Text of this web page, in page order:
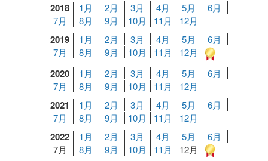
2018 1月 2月 3月 4月 5月
6月
7月
8月 9月 10月 11月 12月
2019 1月 2月 3月 4月 5月
6月
7月
8月 9月 10月 11月 12月
2020 1月 2月 3月 4月 5月
6月
7月
8月 9月 10月 11月 12月
2021 1月 2月 3月 4月 5月
6月
7月
8月 9月 10月 11月 12月
2022 1月 2月 3月 4月 5月
6月
7月
8月 9月 10月 11月 12月